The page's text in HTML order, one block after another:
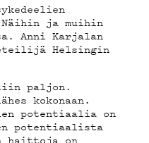
Näihin ja muihin
Anni Karjalan
Helsingin
paljon.
kokonaan.
potentiaalia on
potentiaalista
haittoja on